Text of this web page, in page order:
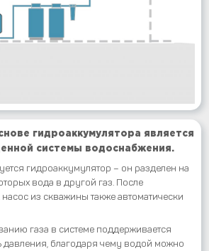
гидроаккумулятора является
системы водоснабжения.
гидроаккумулятор – он разделен на
вода в другой газ. После
из скважины также автоматически
газа в системе поддерживается
благодаря чему водой можно